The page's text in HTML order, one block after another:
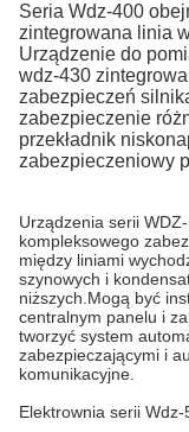
Seria Wdz-400
zintegrowana linia
Urządzenie do
wdz-430
zabezpieczeń
zabezpieczenie
przekładnik
zabezpieczeniowy
Urządzenia serii
kompleksowego
między liniami
szynowych i
niższych.Mogą być
centralnym panelu i
tworzyć system
zabezpieczającymi i
komunikacyjne.
Elektrownia serii Wdz-